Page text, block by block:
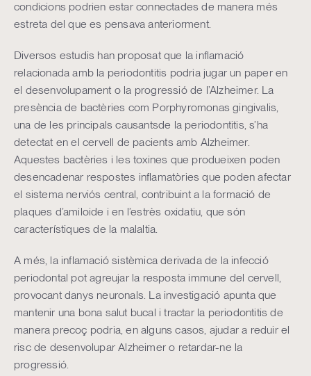
condicions podrien estar connectades de manera més
estreta del que es pensava anteriorment.
Diversos estudis han proposat que la inflamació
relacionada amb la periodontitis podria jugar un paper en
el desenvolupament o la progressió de l’Alzheimer. La
presència de bactèries com Porphyromonas gingivalis,
una de les principals causantsde la periodontitis, s’ha
detectat en el cervell de pacients amb Alzheimer.
Aquestes bactèries i les toxines que produeixen poden
desencadenar respostes inflamatòries que poden afectar
el sistema nerviós central, contribuint a la formació de
plaques d’amiloide i en l’estrès oxidatiu, que són
característiques de la malaltia.
A més, la inflamació sistèmica derivada de la infecció
periodontal pot agreujar la resposta immune del cervell,
provocant danys neuronals. La investigació apunta que
mantenir una bona salut bucal i tractar la periodontitis de
manera precoç podria, en alguns casos, ajudar a reduir el
risc de desenvolupar Alzheimer o retardar-ne la
progressió.